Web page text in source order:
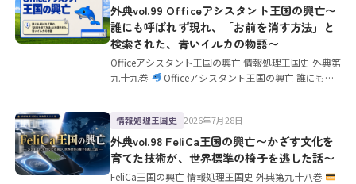
外典vol.99 Officeアシスタント王国の興亡〜
誰にも呼ばれず現れ、「お前を消す方法」と
検索された、青いイルカの物語〜
Officeアシスタント王国の興亡 情報処理王国史 外典第
九十九巻
Officeアシスタント王国の興亡 誰にも呼
情報処理王国史 2026年7月28日
外典vol.98 FeliCa王国の興亡〜かざす文化を
育てた技術が、世界標準の椅子を逃した話〜
FeliCa王国の興亡 情報処理王国史 外典第九十八巻